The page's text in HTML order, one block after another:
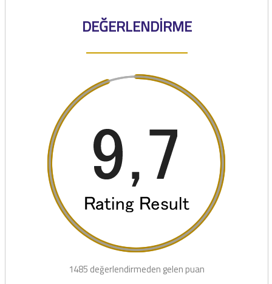
DEĞERLENDİRME
1485 değerlendirmeden gelen puan